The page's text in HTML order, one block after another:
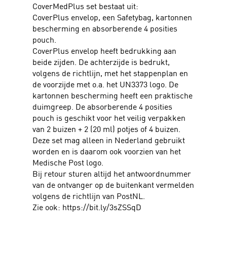
CoverMedPlus set bestaat uit:
CoverPlus envelop, een Safetybag, kartonnen
bescherming en absorberende 4 posities
pouch.
CoverPlus envelop heeft bedrukking aan
beide zijden. De achterzijde is bedrukt,
volgens de richtlijn, met het stappenplan en
de voorzijde met o.a. het UN3373 logo. De
kartonnen bescherming heeft een praktische
duimgreep. De absorberende 4 posities
pouch is geschikt voor het veilig verpakken
van 2 buizen + 2 (20 ml) potjes of 4 buizen.
Deze set mag alleen in Nederland gebruikt
worden en is daarom ook voorzien van het
Medische Post logo.
Bij retour sturen altijd het antwoordnummer
van de ontvanger op de buitenkant vermelden
volgens de richtlijn van PostNL.
Zie ook: https://bit.ly/3sZSSqD